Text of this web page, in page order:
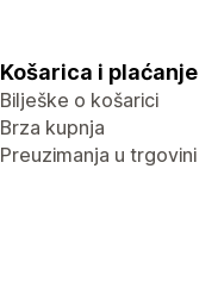
Košarica i plaćanje
Bilješke o košarici
Brza kupnja
Preuzimanja u trgovini